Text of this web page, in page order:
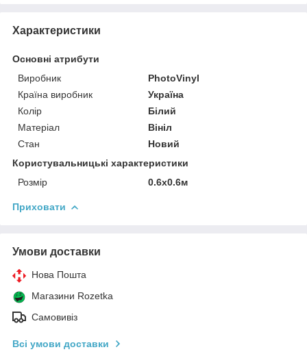
Характеристики
Основні атрибути
Виробник
PhotoVinyl
Країна виробник
Україна
Колір
Білий
Матеріал
Вініл
Стан
Новий
Користувальницькі характеристики
Розмір
0.6х0.6м
Приховати
Умови доставки
Нова Пошта
Магазини Rozetka
Самовивіз
Всі умови доставки